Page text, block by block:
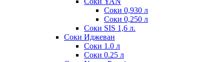
Соки 0,930 л
Соки 0,250 л
Соки SIS 1,6 л.
Соки Иджеван
Соки 1.0 л
Соки 0.25 л